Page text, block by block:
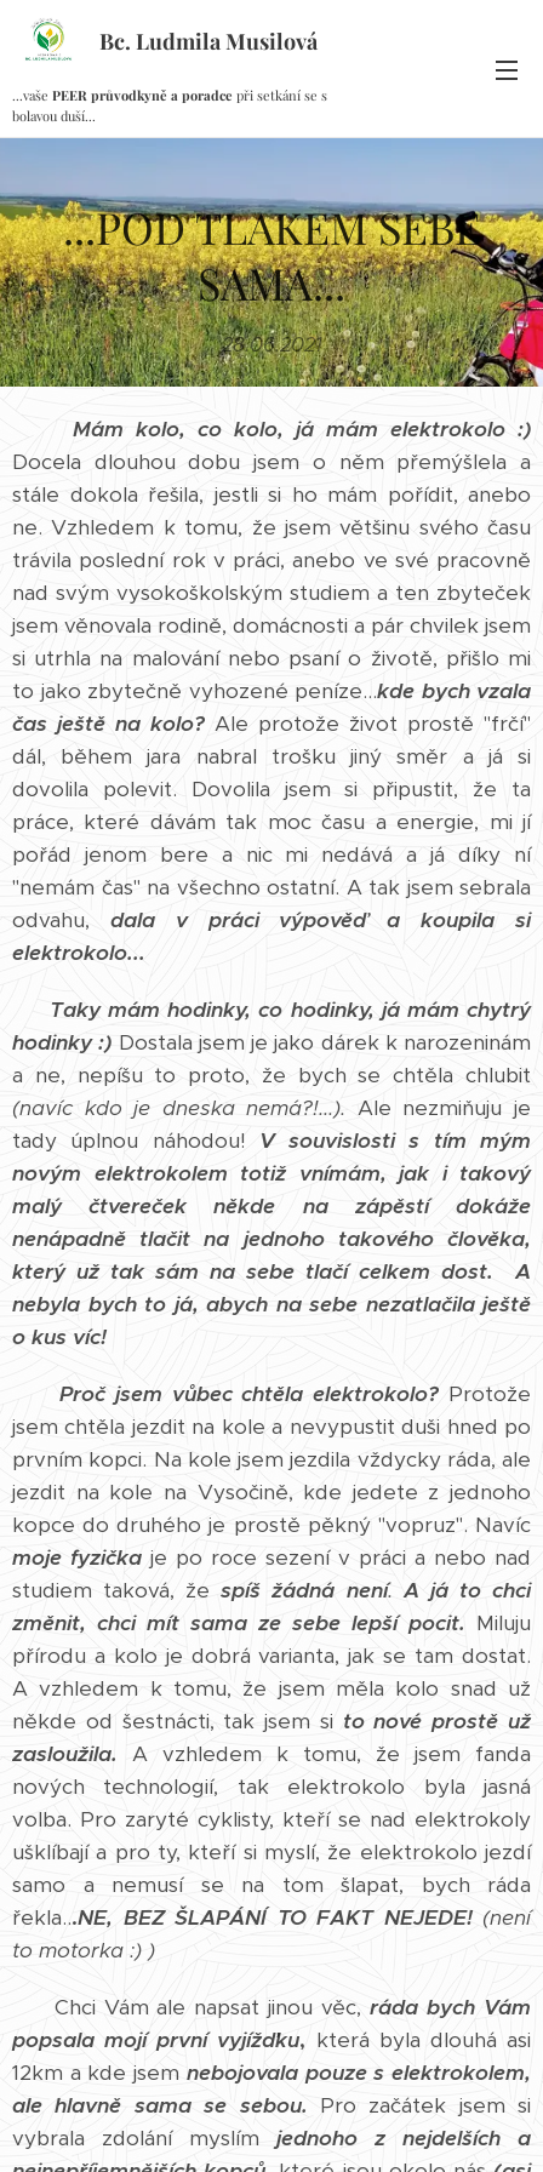
Bc. Ludmila Musilová
...vaše PEER průvodkyně a poradce při setkání se s
bolavou duší...
...POD TLAKEM SEBE
SAMA...
28.06.2021
Mám kolo, co kolo, já mám elektrokolo :)
Docela dlouhou dobu jsem o něm přemýšlela a
stále dokola řešila, jestli si ho mám pořídit, anebo
ne. Vzhledem k tomu, že jsem většinu svého času
trávila poslední rok v práci, anebo ve své pracovně
nad svým vysokoškolským studiem a ten zbyteček
jsem věnovala rodině, domácnosti a pár chvilek jsem
si utrhla na malování nebo psaní o životě, přišlo mi
to jako zbytečně vyhozené peníze...kde bych vzala
čas ještě na kolo? Ale protože život prostě "frčí"
dál, během jara nabral trošku jiný směr a já si
dovolila polevit. Dovolila jsem si připustit, že ta
práce, které dávám tak moc času a energie, mi jí
pořád jenom bere a nic mi nedává a já díky ní
"nemám čas" na všechno ostatní. A tak jsem sebrala
odvahu, dala v práci výpověď a koupila si
elektrokolo...
Taky mám hodinky, co hodinky, já mám chytrý
hodinky :) Dostala jsem je jako dárek k narozeninám
a ne, nepíšu to proto, že bych se chtěla chlubit
(navíc kdo je dneska nemá?!...). Ale nezmiňuju je
tady úplnou náhodou! V souvislosti s tím mým
novým elektrokolem totiž vnímám, jak i takový
malý čtvereček někde na zápěstí dokáže
nenápadně tlačit na jednoho takového člověka,
který už tak sám na sebe tlačí celkem dost.
A
nebyla bych to já, abych na sebe nezatlačila ještě
o kus víc!
Proč jsem vůbec chtěla elektrokolo? Protože
jsem chtěla jezdit na kole a nevypustit duši hned po
prvním kopci. Na kole jsem jezdila vždycky ráda, ale
jezdit na kole na Vysočině, kde jedete z jednoho
kopce do druhého je prostě pěkný "vopruz". Navíc
moje fyzička je po roce sezení v práci a nebo nad
studiem taková, žespíš žádná není. A já to chci
změnit, chci mít sama ze sebe lepší pocit. Miluju
přírodu a kolo je dobrá varianta, jak se tam dostat.
A vzhledem k tomu, že jsem měla kolo snad už
někde od šestnácti, tak jsem si to nové prostě už
zasloužila. A vzhledem k tomu, že jsem fanda
nových technologií, tak elektrokolo byla jasná
volba. Pro zaryté cyklisty, kteří se nad elektrokoly
ušklíbají a pro ty, kteří si myslí, že elektrokolo jezdí
samo a nemusí se na tom šlapat, bych ráda
řekla...NE, BEZ ŠLAPÁNÍ TO FAKT NEJEDE! (není
to motorka :) )
Chci Vám ale napsat jinou věc,ráda bych Vám
popsala mojí první vyjížďku, která byla dlouhá asi
12km a kde jsem nebojovala pouze s elektrokolem,
ale hlavně sama se sebou. Pro začátek jsem si
vybrala zdolání myslím jednoho z nejdelších a